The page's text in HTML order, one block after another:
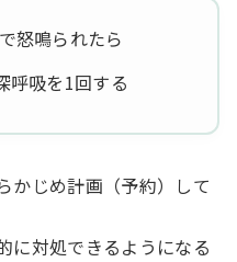
怒鳴られたら
呼吸を1回する
かじめ計画（予約）して
に対処できるようになる